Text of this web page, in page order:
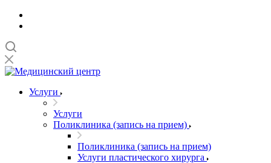
Услуги
Услуги
Поликлиника (запись на прием)
Поликлиника (запись на прием)
Услуги пластического хирурга